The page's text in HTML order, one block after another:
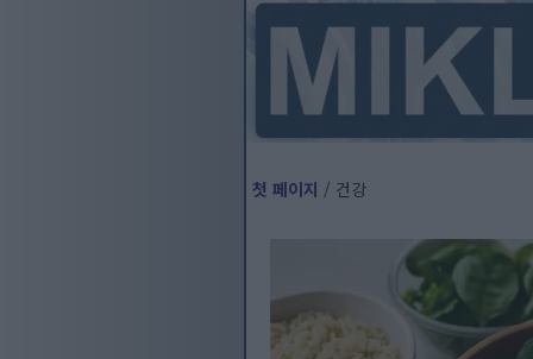
첫 페이지 / 건강